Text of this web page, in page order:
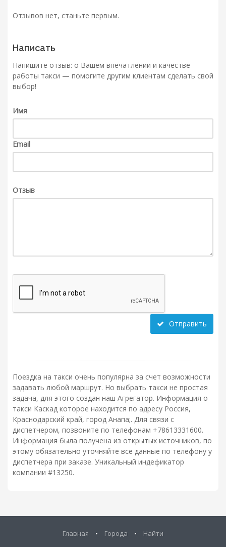
Отзывов нет, станьте первым.
Написать
Напишите отзыв: о Вашем впечатлении и качестве
работы такси — помогите другим клиентам сделать свой
выбор!
Имя
Email
Отзыв
Отправить
Поездка на такси очень популярна за счет возможности
задавать любой маршрут. Но выбрать такси не простая
задача, для этого создан наш Агрегатор. Информация о
такси Каскад которое находится по адресу Россия,
Краснодарский край, город Анапа;. Для связи с
диспетчером, позвоните по телефонам +78613331600.
Информация была получена из открытых источников, по
этому обязательно уточняйте все данные по телефону у
диспетчера при заказе. Уникальный индефикатор
компании #13250.
Главная • Города • Найти